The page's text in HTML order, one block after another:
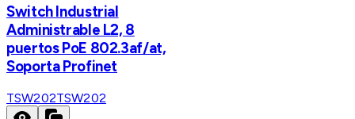
Switch Industrial
Administrable L2, 8
puertos PoE 802.3af/at,
Soporta Profinet
TSW202TSW202